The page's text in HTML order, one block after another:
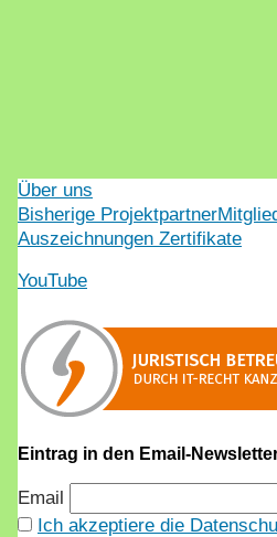
Über uns
Bisherige Projektpartner
Auszeichnungen Zertifikate
YouTube
Eintrag in den Email-
Email
Ich akzeptiere die